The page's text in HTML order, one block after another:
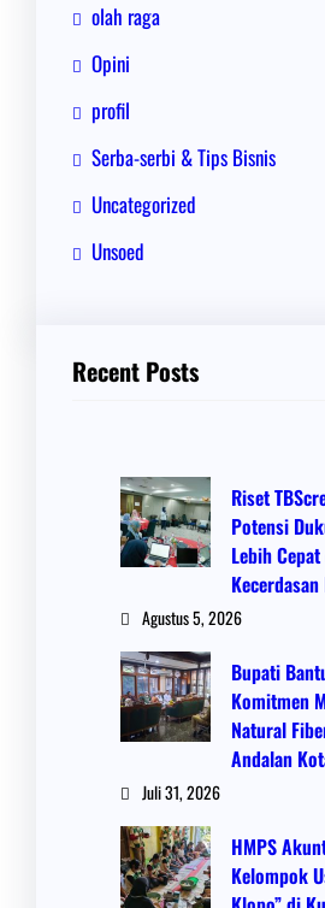
olah raga
Opini
profil
Serba-serbi & Tips Bisnis
Uncategorized
Unsoed
Recent Posts
Riset
Potensi
Lebih
Agustus 5, 2026
Bupati
Komitmen
Natural
Andalan
Juli 31, 2026
HMPS
Kelompok